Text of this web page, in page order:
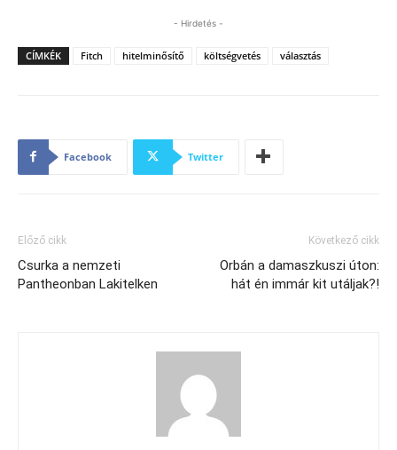
- Hirdetés -
CÍMKÉK Fitch hitelminősítő költségvetés választás
Facebook Twitter
Előző cikk
Csurka a nemzeti
Pantheonban Lakitelken
Következő cikk
Orbán a damaszkuszi úton:
hát én immár kit utáljak?!